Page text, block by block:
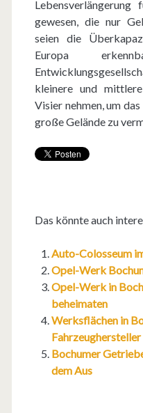
Lebensverlängerung
gewesen, die nur
seien die
Europa
kleinere und
Visier nehmen, um
große Gelände zu
Das könnte auch
Auto-Colosseum
Opel-Werk
Opel-Werk in
beheimaten
Werksflächen in
Bochumer
dem Aus